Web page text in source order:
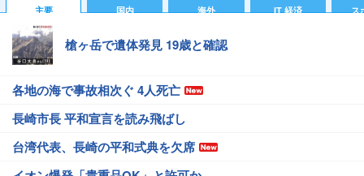
主要 国内 海外 IT 経済 ス
槍ヶ岳で遺体発見 19歳と確認
各地の海で事故相次ぐ 4人死亡
長崎市長 平和宣言を読み飛ばし
台湾代表、長崎の平和式典を欠席